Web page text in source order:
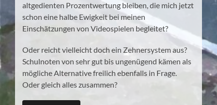
altgedienten Prozentwertung bleiben, die mich jetzt
schon eine halbe Ewigkeit bei meinen
Einschätzungen von Videospielen begleitet?
Oder reicht vielleicht doch ein Zehnersystem aus?
Schulnoten von sehr gut bis ungenügend kämen als
mögliche Alternative freilich ebenfalls in Frage.
Oder gleich alles zusammen?